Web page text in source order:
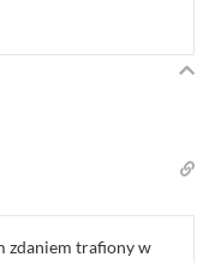
zdaniem trafiony w